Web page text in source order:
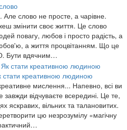
слово не просте, а чарівне.
змінити своє життя. Це слово
повагу, любов і просто радість, а
а життя процвітанням. Що це
Бути вдячним…
креативною людиною
мислення... Напевно, всі ви
відчуваєте всередині. Це те,
вільних та талановитих.
цю незрозумілу «магічну